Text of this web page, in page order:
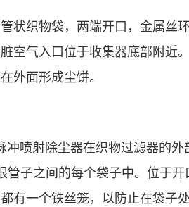
织物袋，两端开口，金属丝
空气入口位于收集器底部附近
外面形成尘饼。
喷射除尘器在织物过滤器的外
管子之间的每个袋子中。位于
有一个铁丝笼，以防止在袋子